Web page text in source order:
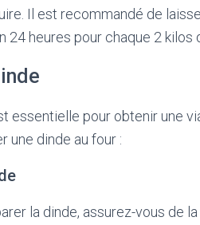
Il est recommandé de
heures pour chaque 2 kilos
essentielle pour obtenir une
une dinde au four :
la dinde, assurez-vous de